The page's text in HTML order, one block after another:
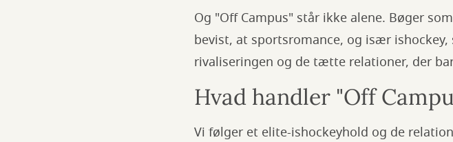
Og "Off Campus" står ikke alene. Bøger
bevist, at sportsromance, og især
rivaliseringen og de tætte relationer, der
Hvad handler "Off
Vi følger et elite-ishockeyhold og de